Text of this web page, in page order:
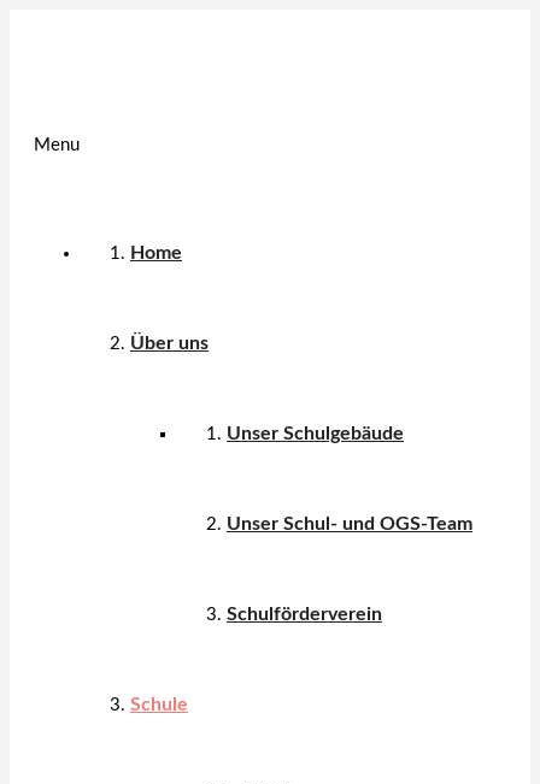
Menu
Home
Über uns
Unser Schulgebäude
Unser Schul- und OGS-Team
Schulförderverein
Schule